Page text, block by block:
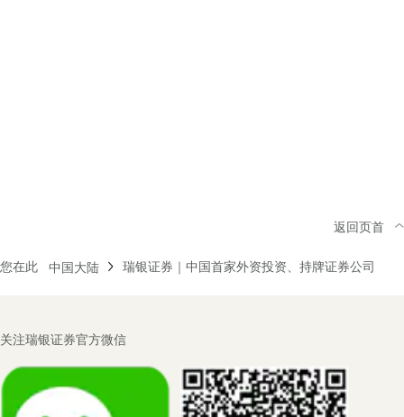
您在此 中国大陆 瑞银证券｜中国首家外资投资、持牌证券公司
返回页首
Footer
关注瑞银证券官方微信